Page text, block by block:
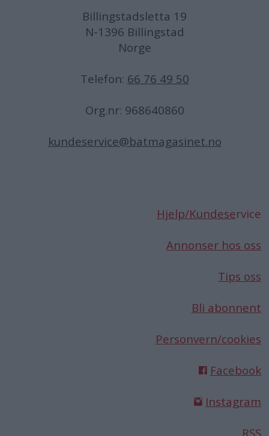
Billingstadsletta 19
N-1396 Billingstad
Norge
Telefon: 66 76 49 50
Org.nr: 968640860
kundeservice@batmagasinet.no
Hjelp/Kundeservice
Annonser hos oss
Tips oss
Bli abonnent
Personvern/cookies
Facebook
Instagram
RSS